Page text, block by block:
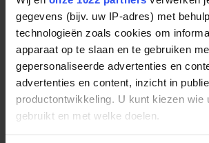
gegevens (bijv. uw IP-adres) met
technologieën zoals cookies om
apparaat op te slaan en te gebruiken
gepersonaliseerde advertenties en
advertenties en content, inzicht in
productontwikkeling. U kunt kiezen wie
gebruikt en met welke doelen.
Nieuwsblad van het Noorden 26 jan '91
Gooi en Eemlander
Altijd het laatste Onetime nieuws